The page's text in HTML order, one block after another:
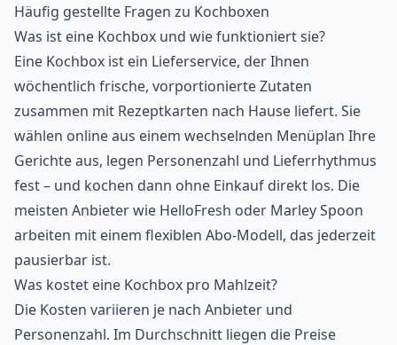
Häufig gestellte Fragen zu Kochboxen
Was ist eine Kochbox und wie funktioniert sie?
Eine Kochbox ist ein Lieferservice, der Ihnen
wöchentlich frische, vorportionierte Zutaten
zusammen mit Rezeptkarten nach Hause liefert. Sie
wählen online aus einem wechselnden Menüplan Ihre
Gerichte aus, legen Personenzahl und Lieferrhythmus
fest – und kochen dann ohne Einkauf direkt los. Die
meisten Anbieter wie HelloFresh oder Marley Spoon
arbeiten mit einem flexiblen Abo-Modell, das jederzeit
pausierbar ist.
Was kostet eine Kochbox pro Mahlzeit?
Die Kosten variieren je nach Anbieter und
Personenzahl. Im Durchschnitt liegen die Preise